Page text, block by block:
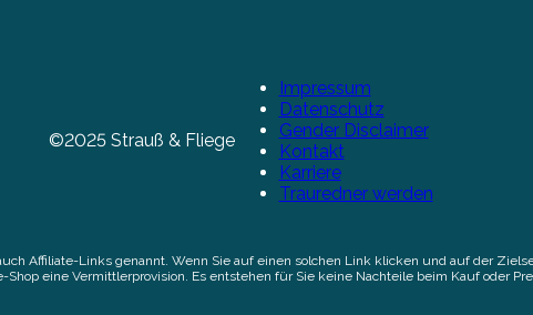
©2025 Strauß & Fliege
Impressum
Datenschutz
Gender Disclaimer
Kontakt
Karriere
Trauredner werden
Affiliate-Links genannt. Wenn Sie auf einen solchen Link klicken und auf der
Shop eine Vermittlerprovision. Es entstehen für Sie keine Nachteile beim Kauf oder